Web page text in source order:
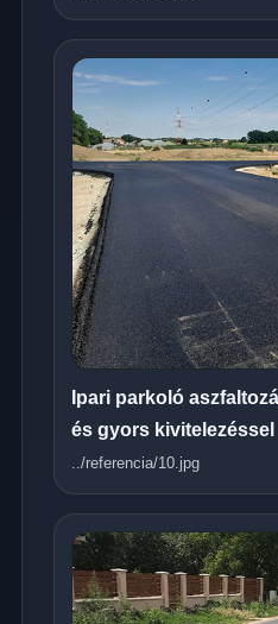
Ipari parkoló
és gyors kivitelezéssel
../referencia/10.jpg